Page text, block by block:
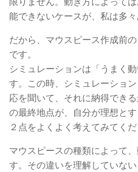
能できないケースが、私は多々
だから、マウスピース作成前
です。
シミュレーションは「うまく
す。この時、シミュレーショ
応を聞いて、それに納得でき
の最終地点が、自分が理想と
２点をよくよく考えてみてくだ
マウスピースの種類によって
す。その違いを理解していな